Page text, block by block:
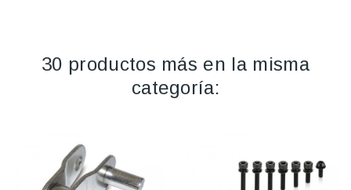
30 productos más en la misma
categoría: